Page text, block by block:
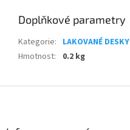
Doplňkové parametry
Kategorie: LAKOVANÉ DESKY
Hmotnost: 0.2 kg